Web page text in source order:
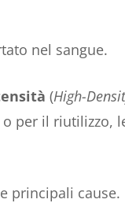
nel sangue.
(High-
per il riutilizzo,
principali cause.